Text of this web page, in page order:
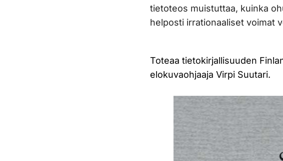
tietoteos muistuttaa, kuinka
helposti irrationaaliset voimat
Toteaa tietokirjallisuuden
elokuvaohjaaja Virpi Suutari.